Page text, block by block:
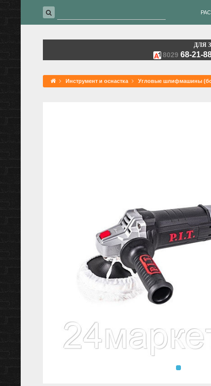
ДЛЯ
8029 68-21-
Инструмент и оснастка Угловые шлифмашины